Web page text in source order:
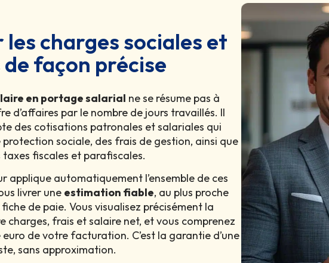
les charges sociales et
façon précise
en portage salarial ne se résume pas à
d’affaires par le nombre de jours travaillés. Il
des cotisations patronales et salariales qui
sociale, des frais de gestion, ainsi que
taxes fiscales et parafiscales.
applique automatiquement l’ensemble de ces
livrer une estimation fiable, au plus proche
de paie. Vous visualisez précisément la
charges, frais et salaire net, et vous comprenez
de votre facturation. C’est la garantie d’une
sans approximation.